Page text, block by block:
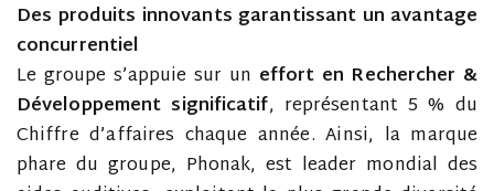
Des produits innovants garantissant un avantage
concurrentiel
Le groupe s’appuie sur un effort en Rechercher &
Développement significatif, représentant 5 % du
Chiffre d’affaires chaque année. Ainsi, la marque
phare du groupe, Phonak, est leader mondial des